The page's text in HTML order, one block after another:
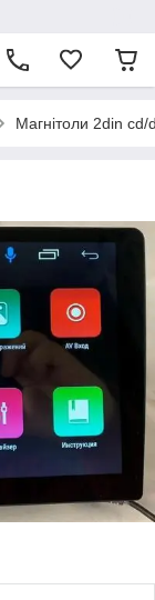
Магнітоли 2din